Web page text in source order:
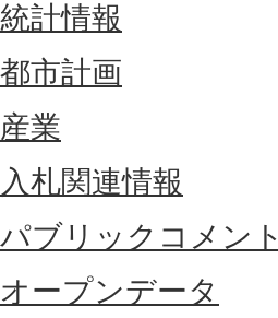
統計情報
都市計画
産業
入札関連情報
パブリックコメント
オープンデータ